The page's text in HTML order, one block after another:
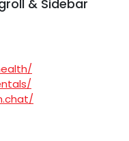
& Sidebar